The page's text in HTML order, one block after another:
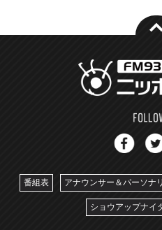
番組表 アナウンサー＆パーソナ
ショウアップナイ